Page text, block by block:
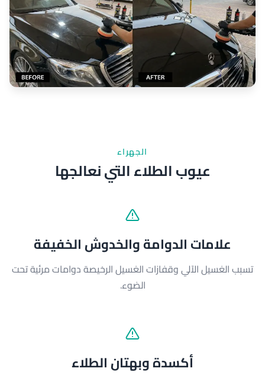
الجهراء
عيوب الطلاء التي نعالجها
علامات الدوامة والخدوش الخفيفة
تسبب الغسيل الآلي وقفازات الغسيل الرخيصة دوامات مرئية تحت
الضوء.
أكسدة وبهتان الطلاء